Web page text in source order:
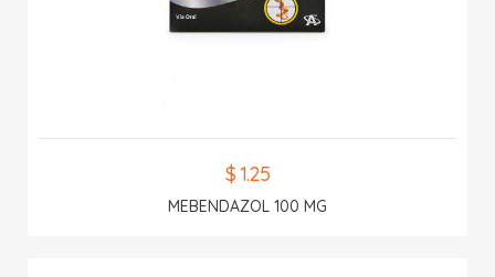
$ 1.25
MEBENDAZOL 100 MG